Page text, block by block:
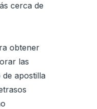
cerca de
obtener
las
apostilla